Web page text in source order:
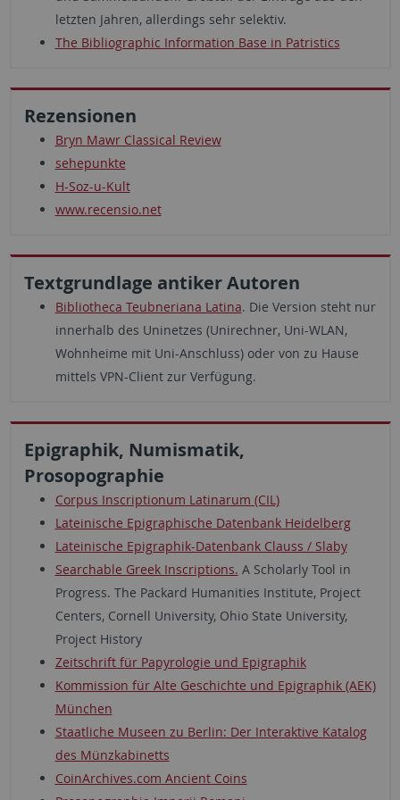
letzten Jahren, allerdings sehr selektiv.
The Bibliographic Information Base in Patristics
Rezensionen
Bryn Mawr Classical Review
sehepunkte
H-Soz-u-Kult
www.recensio.net
Textgrundlage antiker Autoren
Bibliotheca Teubneriana Latina. Die Version steht nur
innerhalb des Uninetzes (Unirechner, Uni-WLAN,
Wohnheime mit Uni-Anschluss) oder von zu Hause
mittels VPN-Client zur Verfügung.
Epigraphik, Numismatik,
Prosopographie
Corpus Inscriptionum Latinarum (CIL)
Lateinische Epigraphische Datenbank Heidelberg
Lateinische Epigraphik-Datenbank Clauss / Slaby
Searchable Greek Inscriptions. A Scholarly Tool in
Progress. The Packard Humanities Institute, Project
Centers, Cornell University, Ohio State University,
Project History
Zeitschrift für Papyrologie und Epigraphik
Kommission für Alte Geschichte und Epigraphik (AEK)
München
Staatliche Museen zu Berlin: Der Interaktive Katalog
des Münzkabinetts
CoinArchives.com Ancient Coins